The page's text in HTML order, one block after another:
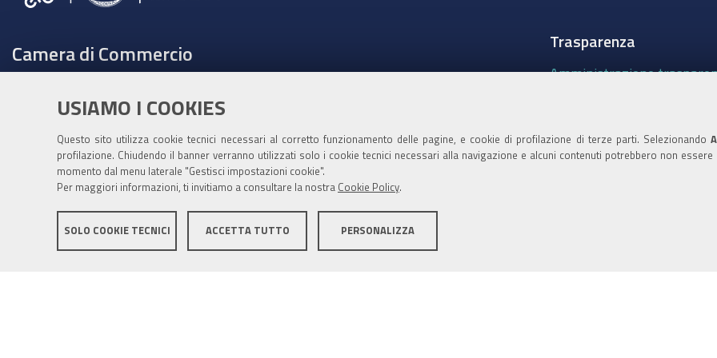
USIAMO I COOKIES
Questo sito utilizza cookie tecnici necessari al corretto funzionamento delle pagine, e cookie di profilazione di terze parti. Selezionando
profilazione. Chiudendo il banner verranno utilizzati solo i cookie tecnici necessari alla navigazione e alcuni contenuti potrebbero non
momento dal menu laterale "Gestisci impostazioni cookie".
Per maggiori informazioni, ti invitiamo a consultare la nostra Cookie Policy
SOLO COOKIE TECNICI ACCETTA TUTTO PERSONALIZZA
Camera di Commercio
Tel. 059208111 -URP
IT75Q 01000 04306 TU00 0001 3855
Fatt. elettronica - Cod. univoco: XECKYI
Trasparenza
Amministrazione
Pubblicità Legale